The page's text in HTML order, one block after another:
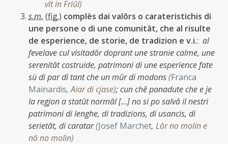
vît in Friûl)
s.m. (fig.) complès dai valôrs o carateristichis di
une persone o di une comunitât, che al risulte
de esperience, de storie, de tradizion e v.i.: al
fevelave cul visitadôr doprant une stranie calme, une
serenitât costruide, patrimoni di une esperience fate
sù dì par dì tant che un mûr di modons(Franca
Mainardis,Aiar di cjase);cun chê panadute che e je
la regjon a statût normâl […] no si po salvâ il nestri
patrimoni di lenghe, di tradizions, di usancis, di
serietât, di caratar(Josef Marchet, Lôr no molin e
nô no molìn)